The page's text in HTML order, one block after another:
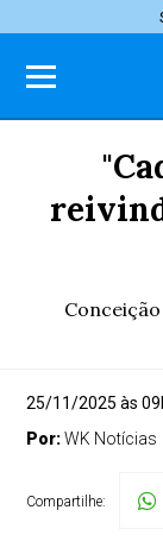
25/11/2025 às
Por:WK Notícias
Compartilhe: